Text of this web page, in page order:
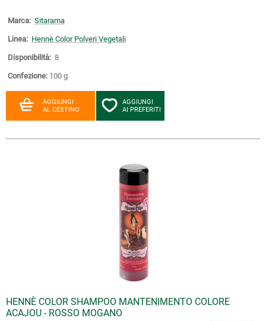
Marca: Sitarama
Linea: Hennè Color Polveri Vegetali
Disponibilità: 8
Confezione: 100 g
AGGIUNGI
AL CESTINO
AGGIUNGI
AI PREFERITI
HENNÈ COLOR SHAMPOO MANTENIMENTO COLORE
ACAJOU - ROSSO MOGANO